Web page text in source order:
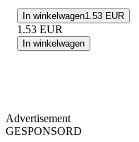
In winkelwagen1.53 EUR
1.53 EUR
In winkelwagen
Advertisement
GESPONSORD